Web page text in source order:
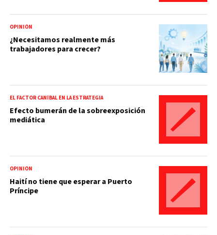
OPINIÓN
¿Necesitamos realmente más
trabajadores para crecer?
EL FACTOR CANÍBAL EN LA ESTRATEGIA
Efecto bumerán de la sobreexposición
mediática
OPINIÓN
Haití no tiene que esperar a Puerto
Príncipe